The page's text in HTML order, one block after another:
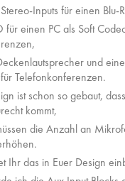
Inputs für einen Blu-
für einen PC als Soft
und
Telefonkonferenzen.
ist schon so gebaut,
kommt,
die Anzahl an
Ihr das in Euer Design